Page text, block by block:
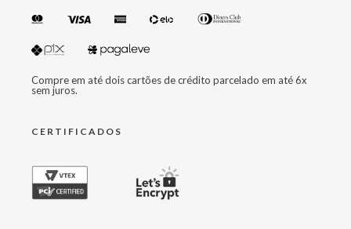
Compre em até dois cartões de crédito parcelado em até 6x
sem juros.
CERTIFICADOS